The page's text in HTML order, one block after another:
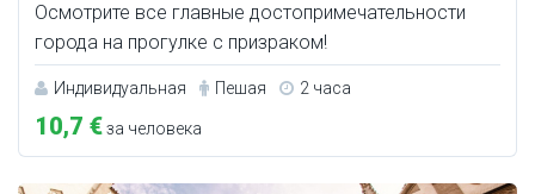
Осмотрите все главные достопримечательности
города на прогулке с призраком!
Индивидуальная Пешая 2 часа
10,7 €за человека